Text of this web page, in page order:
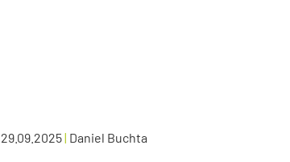
29.09.2025| Daniel Buchta